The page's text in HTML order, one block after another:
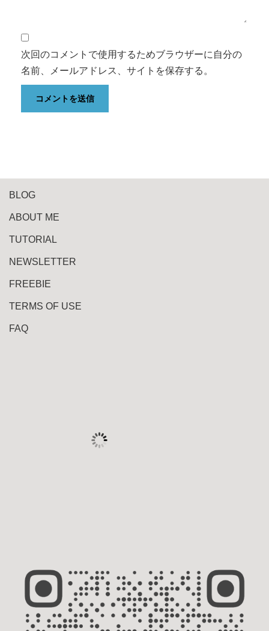
次回のコメントで使用するためブラウザーに自分の
名前、メールアドレス、サイトを保存する。
BLOG
ABOUT ME
TUTORIAL
NEWSLETTER
FREEBIE
TERMS OF USE
FAQ